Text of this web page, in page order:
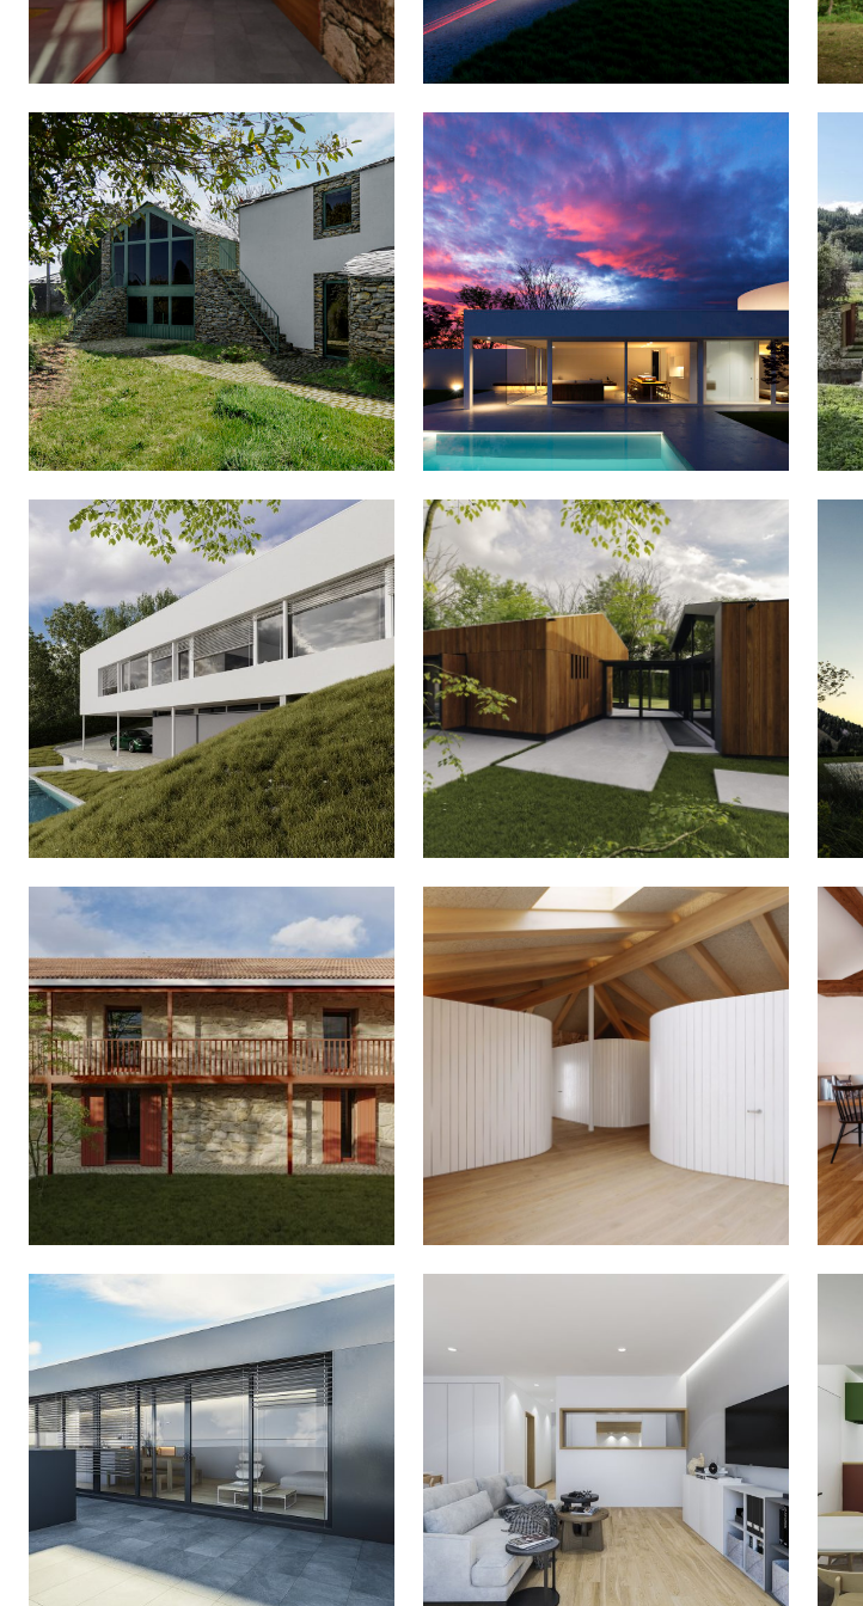
PONTEVEDRA
VIVIENDA EN CARBALLIÑO
REHABILITACIÓN DE UNA
ALDEA EN O LOMBO
CASA PATIO EN SOBRADO
PASSIVHAUS EN RIVELA VIVIENDA EN CACHAMUIÑA
REHABILITACIÓN EN SOBER
ADAPTACIÓN DE VIVIENDA
EN TRASMIRAS
EDIFICIO BUENOS AIRES 25 EDIFICIO CUATRO CAMINOS